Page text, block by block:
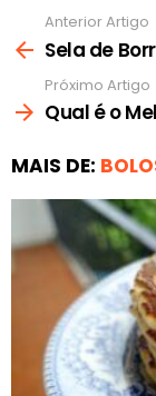
mais
Anterior Artigo
Sela de
Próximo Artigo
Qual é o
MAIS DE: